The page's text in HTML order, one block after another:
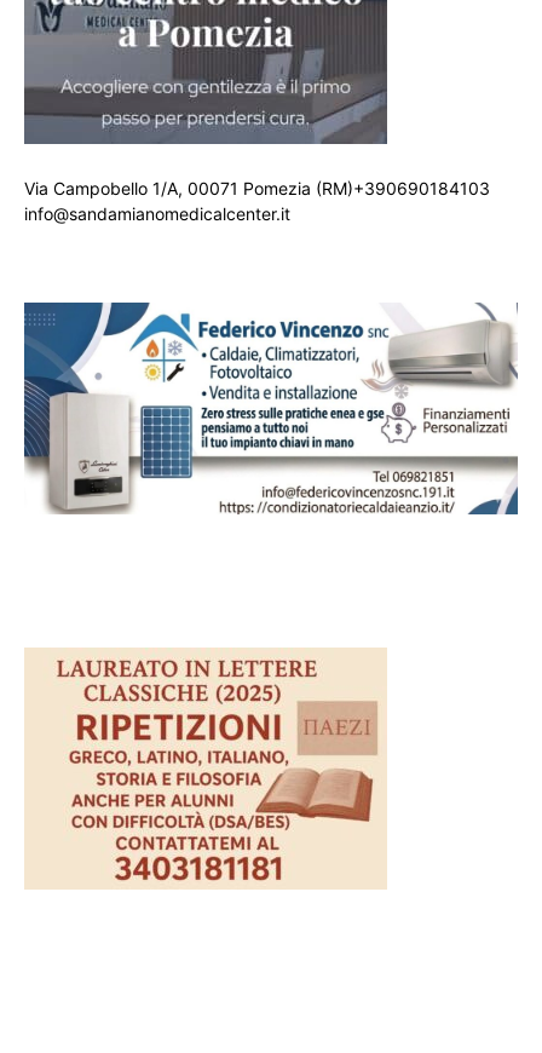
Via Campobello 1/A, 00071 Pomezia (RM)+390690184103
info@sandamianomedicalcenter.it